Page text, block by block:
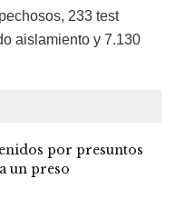
233 test
aislamiento y 7.130
por presuntos
un preso